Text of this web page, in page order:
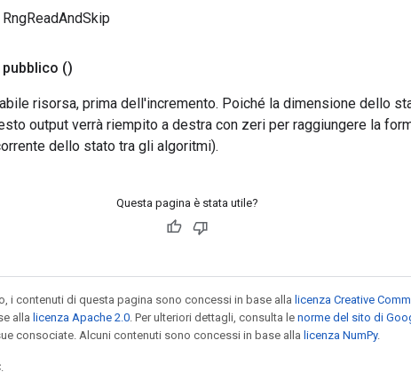
()
risorsa, prima dell'incremento. Poiché la dimensione dello
output verrà riempito a destra con zeri per raggiungere la
dello stato tra gli algoritmi).
Questa pagina è stata utile?
i contenuti di questa pagina sono concessi in base alla licenza Creative
alla licenza Apache 2.0 . Per ulteriori dettagli, consulta le norme del sito di
consociate. Alcuni contenuti sono concessi in base alla licenza NumPy.